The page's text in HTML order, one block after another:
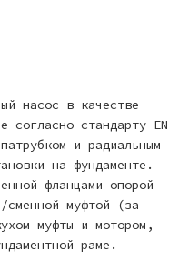
насос в качестве
согласно стандарту EN
и радиальным
на фундаменте.
фланцами опорой
сменной муфтой (за
муфты и мотором,
раме.